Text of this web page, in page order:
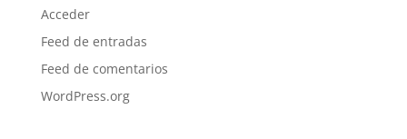
Acceder
Feed de entradas
Feed de comentarios
WordPress.org